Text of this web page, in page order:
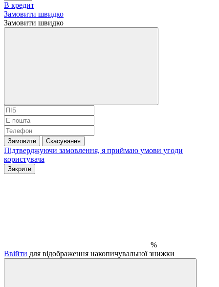
В кредит
Замовити швидко
Замовити швидко
Замовити Скасування
Підтверджуючи замовлення, я приймаю умови угоди
користувача
Закрити
%
Ввійти для відображення накопичувальної знижки